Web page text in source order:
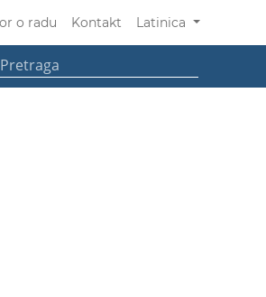
o radu Kontakt Latinica